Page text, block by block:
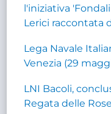
l'iniziativa
Lerici raccontata
Lega Navale
Venezia (29
LNI Bacoli,
Regata delle Rose